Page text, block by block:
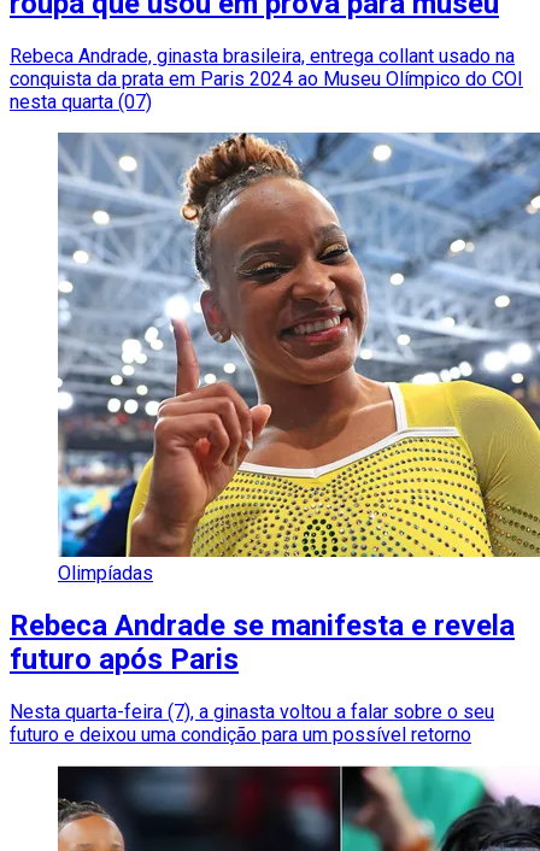
Rebeca Andrade, ginasta brasileira, entrega collant usado na
conquista da prata em Paris 2024 ao Museu Olímpico do COI
nesta quarta (07)
Olimpíadas
Rebeca Andrade se manifesta e revela
futuro após Paris
Nesta quarta-feira (7), a ginasta voltou a falar sobre o seu
futuro e deixou uma condição para um possível retorno